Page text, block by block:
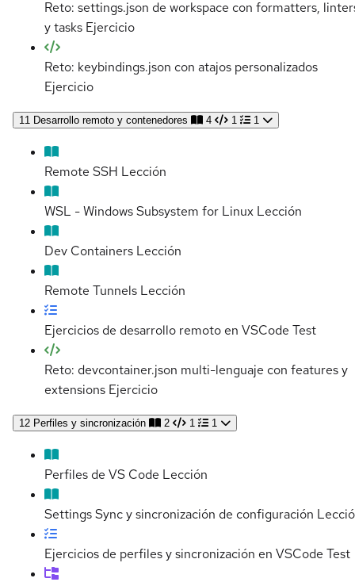
Reto: settings.json de workspace con formatters,
y tasks Ejercicio
Reto: keybindings.json con atajos personalizados
Ejercicio
11 Desarrollo remoto y contenedores 4 1 1
Remote SSH Lección
WSL - Windows Subsystem for Linux Lección
Dev Containers Lección
Remote Tunnels Lección
Ejercicios de desarrollo remoto en VSCode Test
Reto: devcontainer.json multi-lenguaje con features y
extensions Ejercicio
12 Perfiles y sincronización 2 1 1
Perfiles de VS Code Lección
Settings Sync y sincronización de configuración
Ejercicios de perfiles y sincronización en VSCode Test